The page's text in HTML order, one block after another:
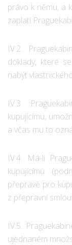
právo k němu, a
zaplatí
IV.2.
doklady, které
nabýt
IV.3.
kupujícímu,
a včas mu to
IV.4. Má-li
kupujícímu
přepravě pro
z přepravní
IV.5.
ujednaném